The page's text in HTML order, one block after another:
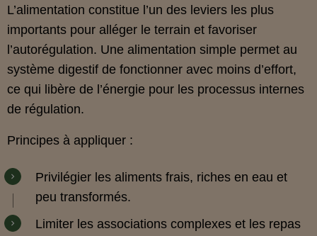
L’alimentation constitue l’un des leviers les plus
importants pour alléger le terrain et favoriser
l’autorégulation. Une alimentation simple permet au
système digestif de fonctionner avec moins d’effort,
ce qui libère de l’énergie pour les processus internes
de régulation.
Principes à appliquer :
Privilégier les aliments frais, riches en eau et
peu transformés.
Limiter les associations complexes et les repas